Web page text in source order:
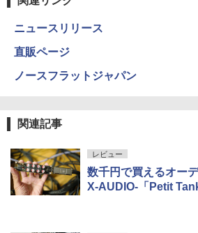
ニュースリリース
直販ページ
ノースフラットジャパン
関連記事
レビュー
数千円で買えるオー
X-AUDIO-「Petit